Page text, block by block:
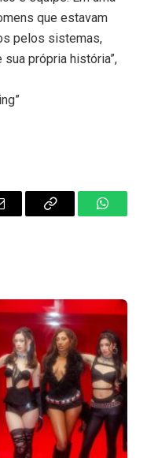
que estavam
pelos sistemas,
própria história”,
Copy